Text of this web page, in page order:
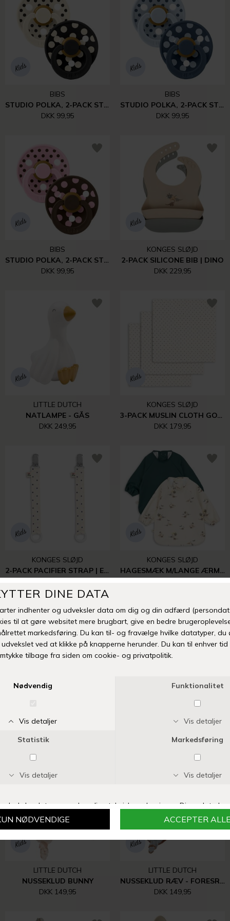
BIBS
STUDIO POLKA, 2-PACK STR. 2 | IVORY/BLACK
DKK 99,95
BIBS
STUDIO POLKA, 2-PACK STR. 2 | BABY BLUE/STEEL BLUE
DKK 99,95
BIBS
STUDIO POLKA, 2-PACK STR. 2 | BABY PINK/MOCHA
DKK 99,95
KONGES SLØJD
2-PACK SILICONE BIB | DINO
DKK 229,95
LITTLE DUTCH
NATLAMPE - GÅS
DKK 249,95
KONGES SLØJD
3-PACK MUSLIN CLOTH GOTS | ESTATE DOT
DKK 179,95
KONGES SLØJD
2-PACK PACIFIER STRAP | ESTATE DOT
KONGES SLØJD
HAGESMÆK M/LANGE ÆRMER - 2.STK | KUBI/RAIN FOREST
DKK 179,95
OPHÆNGSRINGE - BEIGE
DKK 99,95
LITTLE DUTCH
NUSSEKLUD BUNNY
DKK 149,95
LITTLE DUTCH
NUSSEKLUD RÆV - FORESR FRIENDS
DKK 149,95